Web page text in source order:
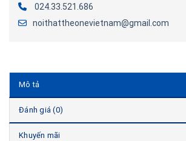
024.33.521.686
noithattheonevietnam@gmail.com
Mô tả
Đánh giá (0)
Khuyến mãi